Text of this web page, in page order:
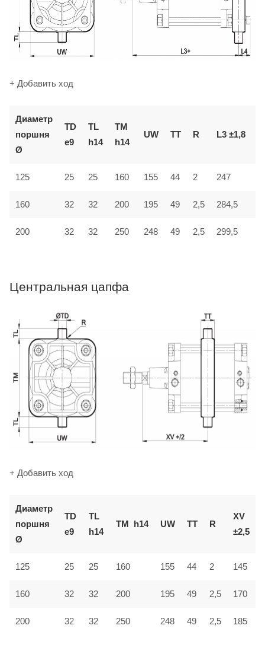
+ Добавить ход
Диаметр
поршня
Ø
TD
e9
TL
h14
TM
h14
UW TT R L3 ±1,8
125 25 25 160 155 44 2 247
160 32 32 200 195 49 2,5 284,5
200 32 32 250 248 49 2,5 299,5
Центральная цапфа
+ Добавить ход
Диаметр
поршня
Ø
TD
e9
TL
h14
TM h14 UW TT R
XV
±2,5
125 25 25 160 155 44 2 145
160 32 32 200 195 49 2,5 170
200 32 32 250 248 49 2,5 185